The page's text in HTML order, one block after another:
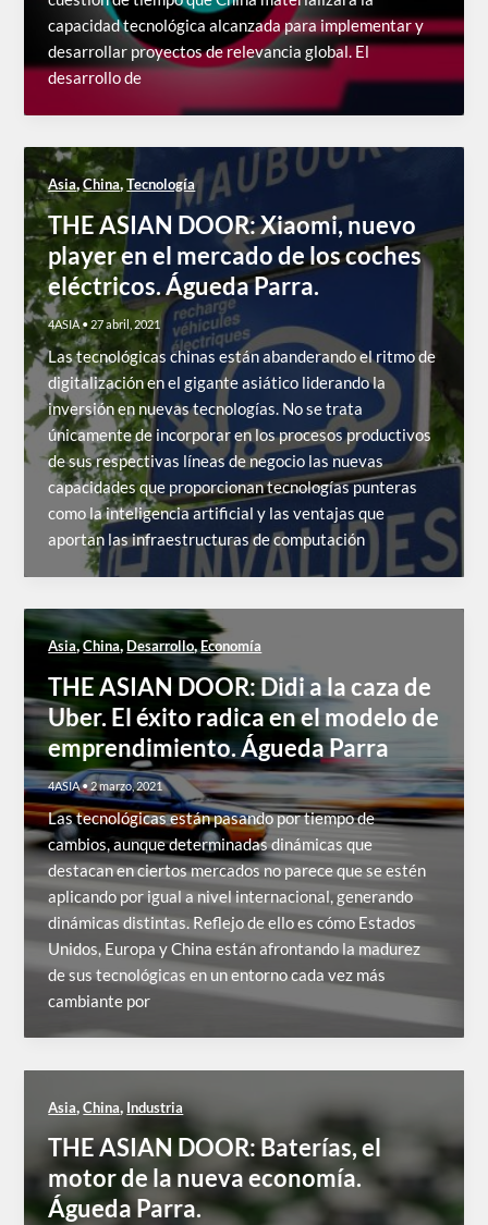
capacidad tecnológica alcanzada para implementar y
desarrollar proyectos de relevancia global. El
desarrollo de
Asia,China,Tecnología
THE ASIAN DOOR: Xiaomi, nuevo
player en el mercado de los coches
eléctricos. Águeda Parra.
4ASIA• 27 abril, 2021
Las tecnológicas chinas están abanderando el ritmo de
digitalización en el gigante asiático liderando la
inversión en nuevas tecnologías. No se trata
únicamente de incorporar en los procesos productivos
de sus respectivas líneas de negocio las nuevas
capacidades que proporcionan tecnologías punteras
como la inteligencia artificial y las ventajas que
aportan las infraestructuras de computación
Asia,China,Desarrollo,Economía
THE ASIAN DOOR: Didi a la caza de
Uber. El éxito radica en el modelo de
emprendimiento. Águeda Parra
4ASIA•2 marzo, 2021
Las tecnológicas están pasando por tiempo de
cambios, aunque determinadas dinámicas que
destacan en ciertos mercados no parece que se estén
aplicando por igual a nivel internacional, generando
dinámicas distintas. Reflejo de ello es cómo Estados
Unidos, Europa y China están afrontando la madurez
de sus tecnológicas en un entorno cada vez más
cambiante por
Asia,China, Industria
THE ASIAN DOOR: Baterías, el
motor de la nueva economía.
Águeda Parra.